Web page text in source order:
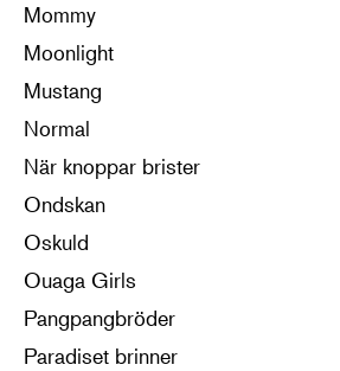
Mommy
Moonlight
Mustang
Normal
När knoppar brister
Ondskan
Oskuld
Ouaga Girls
Pangpangbröder
Paradiset brinner